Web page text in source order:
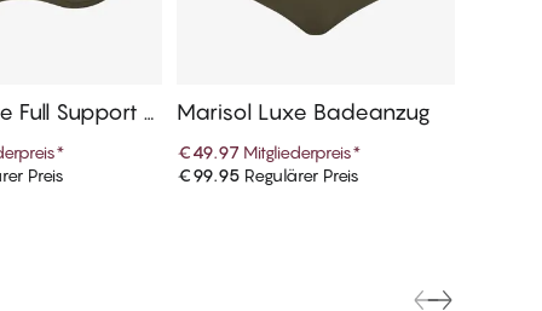
Warenkorb
Full Support Bi
*
Preis In den Warenkorb
Marisol Luxe Badeanzug
€49.97 Mitgliederpreis*
€99.95Regulärer Preis